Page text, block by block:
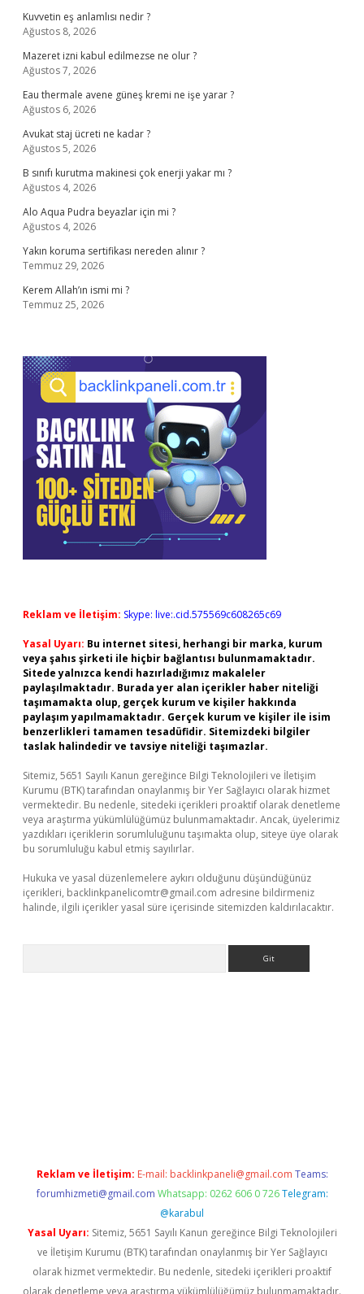
Kuvvetin eş anlamlısı nedir ?
Ağustos 8, 2026
Mazeret izni kabul edilmezse ne olur ?
Ağustos 7, 2026
Eau thermale avene güneş kremi ne işe yarar ?
Ağustos 6, 2026
Avukat staj ücreti ne kadar ?
Ağustos 5, 2026
B sınıfı kurutma makinesi çok enerji yakar mı ?
Ağustos 4, 2026
Alo Aqua Pudra beyazlar için mi ?
Ağustos 4, 2026
Yakın koruma sertifikası nereden alınır ?
Temmuz 29, 2026
Kerem Allah’ın ismi mi ?
Temmuz 25, 2026
Reklam ve İletişim: Skype: live:.cid.575569c608265c69
Yasal Uyarı: Bu internet sitesi, herhangi bir marka, kurum
veya şahıs şirketi ile hiçbir bağlantısı bulunmamaktadır.
Sitede yalnızca kendi hazırladığımız makaleler
paylaşılmaktadır. Burada yer alan içerikler haber niteliği
taşımamakta olup, gerçek kurum ve kişiler hakkında
paylaşım yapılmamaktadır. Gerçek kurum ve kişiler ile isim
benzerlikleri tamamen tesadüfidir. Sitemizdeki bilgiler
taslak halindedir ve tavsiye niteliği taşımazlar.
Sitemiz, 5651 Sayılı Kanun gereğince Bilgi Teknolojileri ve İletişim
Kurumu (BTK) tarafından onaylanmış bir Yer Sağlayıcı olarak hizmet
vermektedir. Bu nedenle, sitedeki içerikleri proaktif olarak denetleme
veya araştırma yükümlülüğümüz bulunmamaktadır. Ancak, üyelerimiz
yazdıkları içeriklerin sorumluluğunu taşımakta olup, siteye üye olarak
bu sorumluluğu kabul etmiş sayılırlar.
Hukuka ve yasal düzenlemelere aykırı olduğunu düşündüğünüz
içerikleri, backlinkpanelicomtr@gmail.com adresine bildirmeniz
halinde, ilgili içerikler yasal süre içerisinde sitemizden kaldırılacaktır.
Reklam ve İletişim: E-mail: backlinkpaneli@gmail.com Teams:
forumhizmeti@gmail.com Whatsapp: 0262 606 0 726 Telegram:
@karabul
Yasal Uyarı: Sitemiz, 5651 Sayılı Kanun gereğince Bilgi Teknolojileri
ve İletişim Kurumu (BTK) tarafından onaylanmış bir Yer Sağlayıcı
olarak hizmet vermektedir. Bu nedenle, sitedeki içerikleri proaktif
olarak denetleme veya araştırma yükümlülüğümüz bulunmamaktadır.